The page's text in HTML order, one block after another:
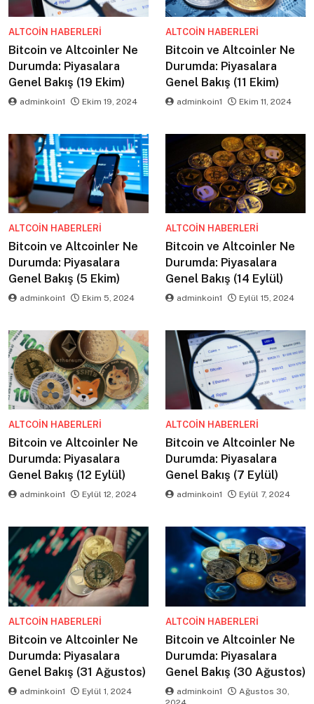
ALTCOIN HABERLERI
Bitcoin ve Altcoinler Ne
Durumda: Piyasalara
Genel Bakış (19 Ekim)
adminkoin1 Ekim 19, 2024
ALTCOIN HABERLERI
Bitcoin ve Altcoinler Ne
Durumda: Piyasalara
Genel Bakış (11 Ekim)
adminkoin1 Ekim 11, 2024
ALTCOIN HABERLERI
Bitcoin ve Altcoinler Ne
Durumda: Piyasalara
Genel Bakış (5 Ekim)
adminkoin1 Ekim 5, 2024
ALTCOIN HABERLERI
Bitcoin ve Altcoinler Ne
Durumda: Piyasalara
Genel Bakış (14 Eylül)
adminkoin1 Eylül 15, 2024
ALTCOIN HABERLERI
Bitcoin ve Altcoinler Ne
Durumda: Piyasalara
Genel Bakış (12 Eylül)
adminkoin1 Eylül 12, 2024
ALTCOIN HABERLERI
Bitcoin ve Altcoinler Ne
Durumda: Piyasalara
Genel Bakış (7 Eylül)
adminkoin1 Eylül 7, 2024
ALTCOIN HABERLERI
Bitcoin ve Altcoinler Ne
Durumda: Piyasalara
Genel Bakış (31 Ağustos)
adminkoin1 Eylül 1, 2024
ALTCOIN HABERLERI
Bitcoin ve Altcoinler Ne
Durumda: Piyasalara
Genel Bakış (30 Ağustos)
adminkoin1
Ağustos 30,